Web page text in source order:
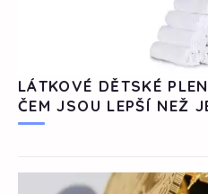
LÁTKOVÉ DĚTSKÉ
ČEM JSOU LEPŠÍ NEŽ